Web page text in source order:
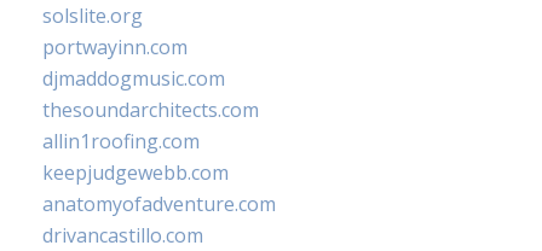
solslite.org
portwayinn.com
djmaddogmusic.com
thesoundarchitects.com
allin1roofing.com
keepjudgewebb.com
anatomyofadventure.com
drivancastillo.com